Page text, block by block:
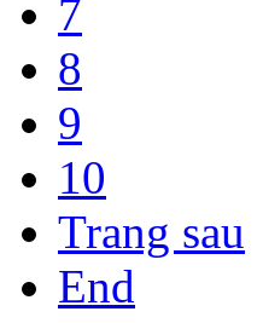
7
8
9
10
Trang sau
End